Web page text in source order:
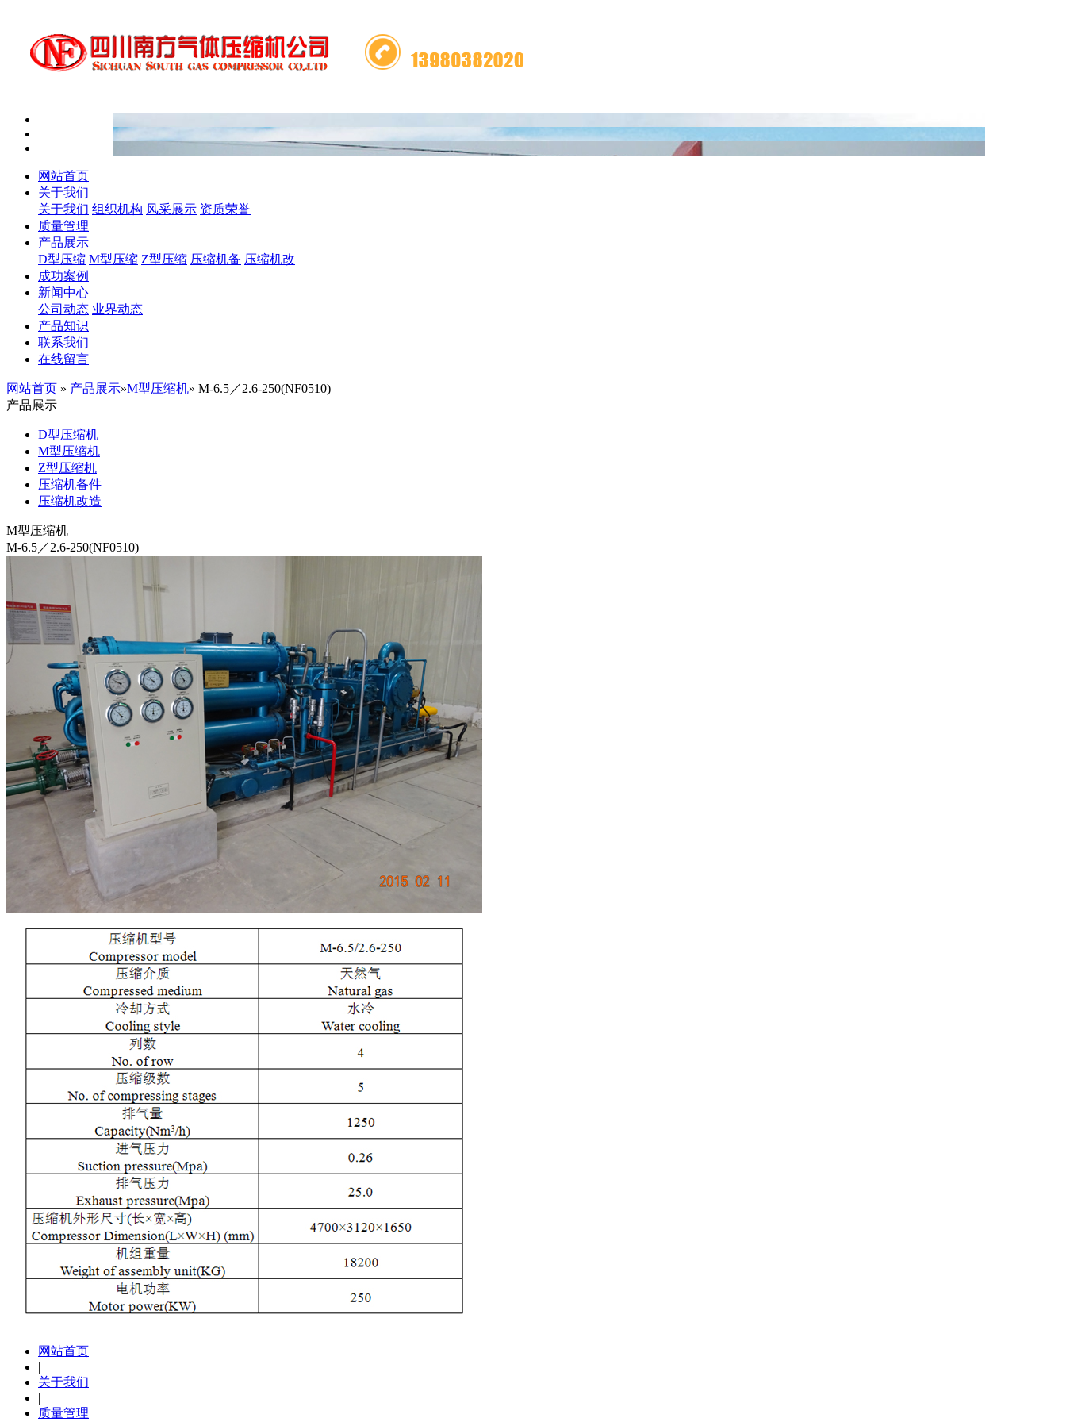
网站首页
关于我们
关于我们 组织机构 风采展示 资质荣誉
质量管理
产品展示
D型压缩 M型压缩 Z型压缩 压缩机备 压缩机改
成功案例
新闻中心
公司动态 业界动态
产品知识
联系我们
在线留言
网站首页 » 产品展示»M型压缩机» M-6.5／2.6-250(NF0510)
产品展示
D型压缩机
M型压缩机
Z型压缩机
压缩机备件
压缩机改造
M型压缩机
M-6.5／2.6-250(NF0510)
网站首页
|
关于我们
|
质量管理